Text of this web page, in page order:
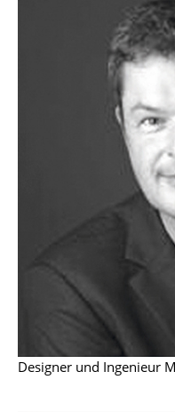
Kleinaufbewahrung
... alle
Hängeleuchten &
Tischleuchten
Stehleuchten &
Bodenleuchten
Wandleuchten
Outdoor-Leuchten
Designer und Ingenieur